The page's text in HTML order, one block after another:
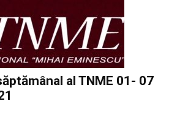
al TNME 01- 07